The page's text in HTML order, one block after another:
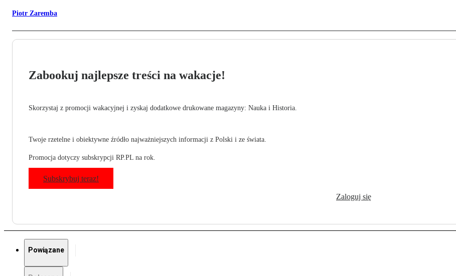
Piotr Zaremba
Zabookuj najlepsze treści na wakacje!
Skorzystaj z promocji wakacyjnej i zyskaj dodatkowe drukowane magazyny: Nauka i Historia.
Twoje rzetelne i obiektywne źródło najważniejszych informacji z Polski i ze świata.
Promocja dotyczy subskrypcji RP.PL na rok.
Subskrybuj teraz!
Zaloguj się
Powiązane